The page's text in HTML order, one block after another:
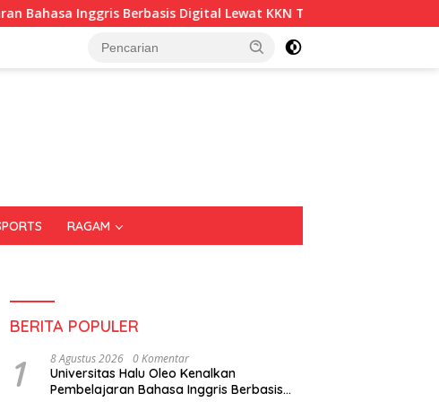
Berbasis Digital Lewat KKN Tematik di Desa Alebo
RAGAM
BERITA POPULER
1 8 Agustus 2026 0 Komentar
Universitas Halu Oleo Kenalkan
Pembelajaran Bahasa Inggris Berbasis